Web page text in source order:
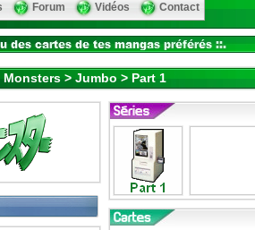
Forum Vidéos Contact
> Jumbo > Part 1